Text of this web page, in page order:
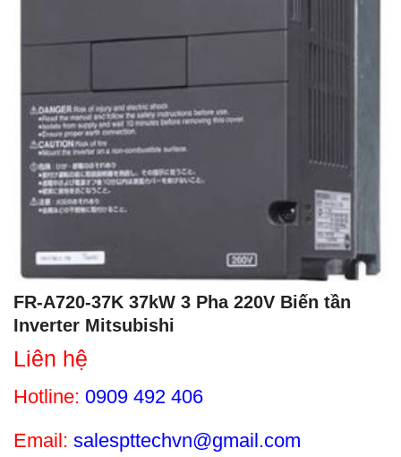
FR-A720-37K 37kW 3 Pha 220V Biến tần
Inverter Mitsubishi
Liên hệ
Hotline: 0909 492 406
Email: salespttechvn@gmail.com